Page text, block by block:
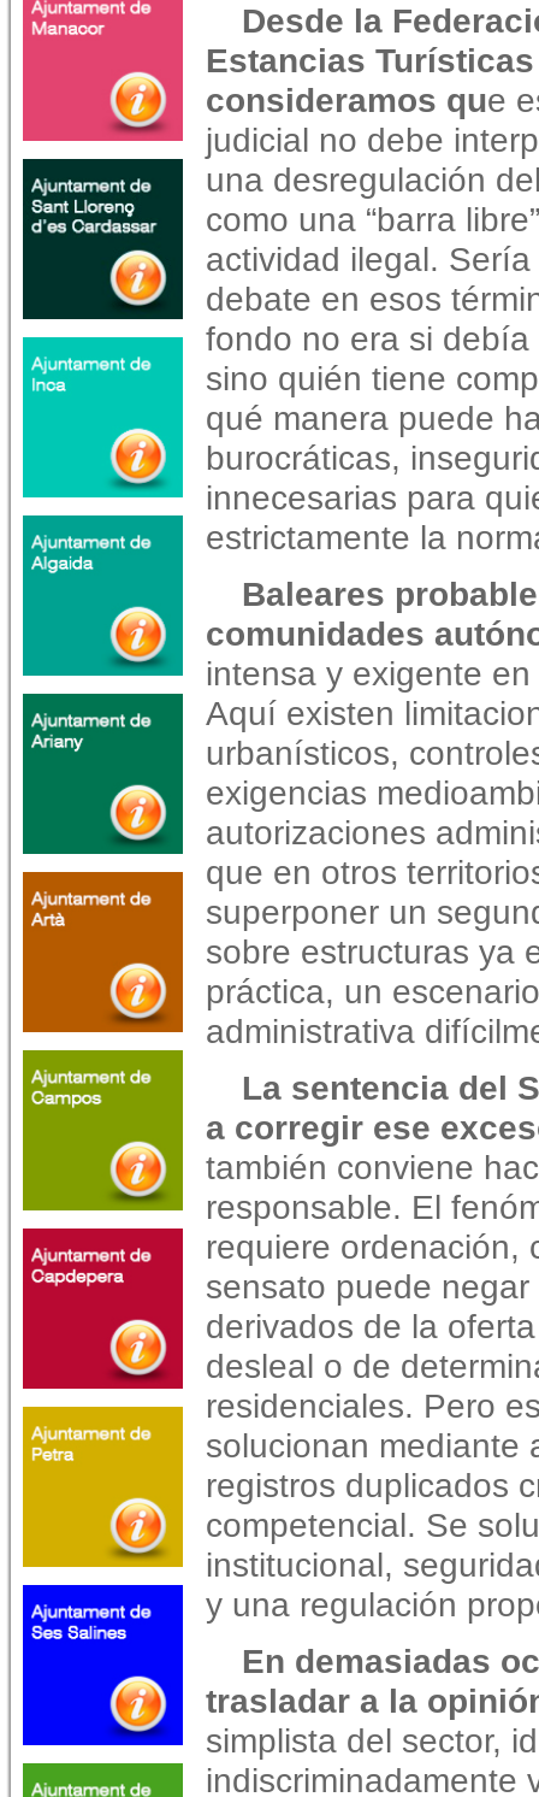
Desde la
Estancias
consideramos que
judicial no debe
una desregulación
como una “barra
actividad ilegal.
debate en esos
fondo no era si
sino quién tiene
qué manera puede
burocráticas,
innecesarias para
estrictamente la
Baleares
comunidades
intensa y exigente
Aquí existen
urbanísticos,
exigencias
autorizaciones
que en otros
superponer un
sobre estructuras ya
práctica, un
administrativa
La sentencia del
a corregir ese
también conviene
responsable. El
requiere ordenación,
sensato puede
derivados de la
desleal o de
residenciales. Pero
solucionan mediante
registros duplicados
competencial. Se
institucional,
y una regulación
En demasiadas
trasladar a la
simplista del sector,
indiscriminadamente